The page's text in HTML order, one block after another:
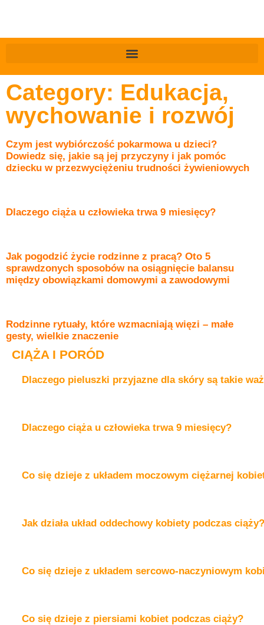
Category: Edukacja,
wychowanie i rozwój
Czym jest wybiórczość pokarmowa u dzieci?
Dowiedz się, jakie są jej przyczyny i jak pomóc
dziecku w przezwyciężeniu trudności żywieniowych
Dlaczego ciąża u człowieka trwa 9 miesięcy?
Jak pogodzić życie rodzinne z pracą? Oto 5
sprawdzonych sposobów na osiągnięcie balansu
między obowiązkami domowymi a zawodowymi
Rodzinne rytuały, które wzmacniają więzi – małe
gesty, wielkie znaczenie
CIĄŻA I PORÓD
Dlaczego pieluszki przyjazne dla skóry są takie
Dlaczego ciąża u człowieka trwa 9 miesięcy?
Co się dzieje z układem moczowym ciężarnej
Jak działa układ oddechowy kobiety podczas ciąży?
Co się dzieje z układem sercowo-naczyniowym
Co się dzieje z piersiami kobiet podczas ciąży?